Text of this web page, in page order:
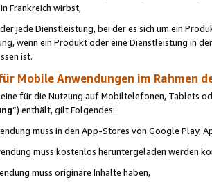
Frankreich wirbst,
jede Dienstleistung, bei der es sich um ein
wenn ein Produkt oder eine Dienstleistung in
ist.
Mobile Anwendungen im Rahmen
eine für die Nutzung auf Mobiltelefonen, Tablets
“) enthält, gilt Folgendes:
muss in den App-Stores von Google Play,
muss kostenlos heruntergeladen werden
muss originäre Inhalte haben,